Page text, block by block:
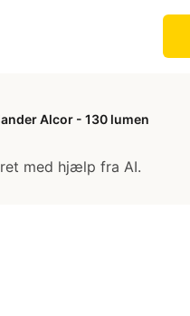
Alcor - 130 lumen
med hjælp fra AI.